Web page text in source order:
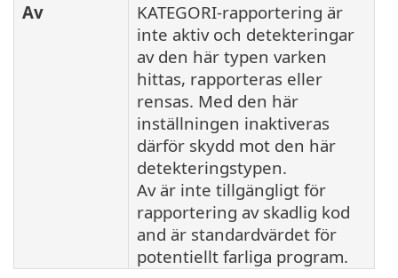
Av
KATEGORI-rapportering är
inte aktiv och detekteringar
av den här typen varken
hittas, rapporteras eller
rensas. Med den här
inställningen inaktiveras
därför skydd mot den här
detekteringstypen.
Av är inte tillgängligt för
rapportering av skadlig kod
and är standardvärdet för
potentiellt farliga program.